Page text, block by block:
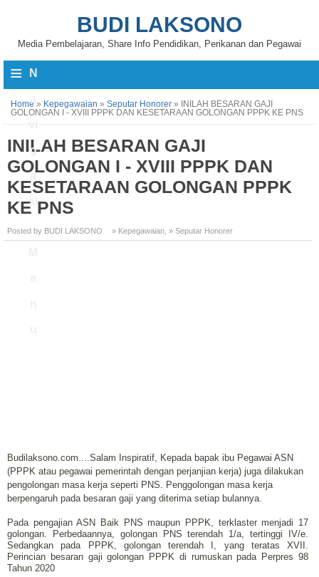
BUDI LAKSONO
Media Pembelajaran, Share Info Pendidikan, Perikanan dan Pegawai
≡ N
vi
g
a
si
Home » Kepegawaian » Seputar Honorer »
INILAH BESARAN GAJI
GOLONGAN I - XVIII PPPK DAN KESETARAAN GOLONGAN PPPK KE PNS
INILAH BESARAN GAJI
GOLONGAN I - XVIII PPPK DAN
KESETARAAN GOLONGAN PPPK
KE PNS
Posted by BUDI LAKSONO » Kepegawaian » Seputar Honorer
Budilaksono.com....Salam Inspiratif, Kepada bapak ibu Pegawai ASN
(PPPK atau pegawai pemerintah dengan perjanjian kerja) juga dilakukan
pengolongan masa kerja seperti PNS. Penggolongan masa kerja
berpengaruh pada besaran gaji yang diterima setiap bulannya.
Pada pengajian ASN Baik PNS maupun PPPK, terklaster menjadi 17
golongan. Perbedaannya, golongan PNS terendah 1/a, tertinggi IV/e.
Sedangkan pada PPPK, golongan terendah I, yang teratas XVII.
Perincian besaran gaji golongan PPPK di rumuskan pada Perpres 98
Tahun 2020